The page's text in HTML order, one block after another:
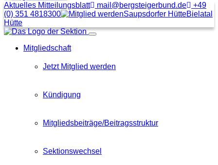
Klick
auf
Link
man
Beitragsformular
Aktuelles Mitteilungsblatt mail@bergsteigerbund.de
+49
(0) 351 4818300
Saupsdorfer HütteBielatal
Hütte
Menübutton
Mitgliedschaft
Jetzt Mitglied werden
Kündigung
Mitgliedsbeiträge/Beitragsstruktur
Sektionswechsel